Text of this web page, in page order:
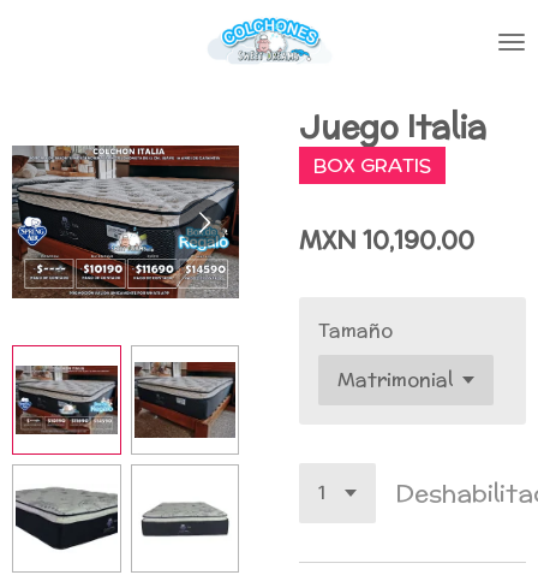
Juego Italia
BOX GRATIS
MXN 10,190.00
Tamaño